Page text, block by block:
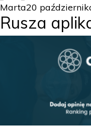
Autor
MartaData
publikacji
20
Rusza